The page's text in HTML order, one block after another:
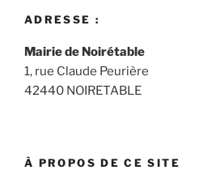
ADRESSE :
Mairie de Noirétable
1, rue Claude Peurière
42440 NOIRETABLE
À PROPOS DE CE SITE